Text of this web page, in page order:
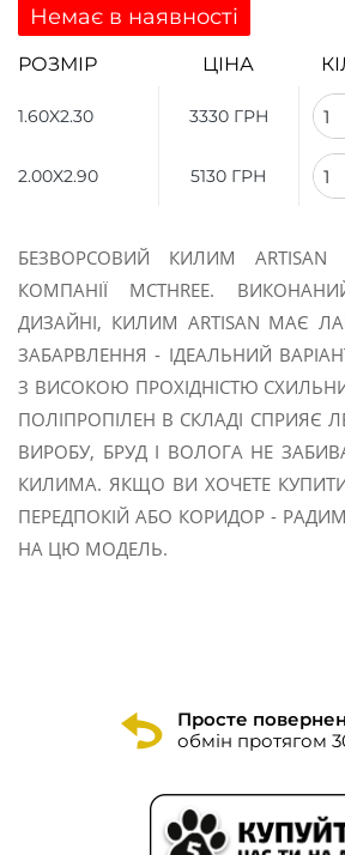
Немає в наявності
РОЗМІР ЦІНА
1.60X2.30 3330 ГРН
2.00X2.90 5130 ГРН
БЕЗВОРСОВИЙ КИЛИМ ARTISAN
КОМПАНІЇ MCTHREE.
ДИЗАЙНІ, КИЛИМ ARTISAN МАЄ
ЗАБАРВЛЕННЯ - ІДЕАЛЬНИЙ
З ВИСОКОЮ ПРОХІДНІСТЮ
ПОЛІПРОПІЛЕН В СКЛАДІ
ВИРОБУ, БРУД І ВОЛОГА НЕ
КИЛИМА. ЯКЩО ВИ ХОЧЕТЕ
ПЕРЕДПОКІЙ АБО КОРИДОР -
НА ЦЮ МОДЕЛЬ.
Просте
обмін протягом